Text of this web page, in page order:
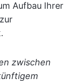
Aufbau Ihrer
zwischen